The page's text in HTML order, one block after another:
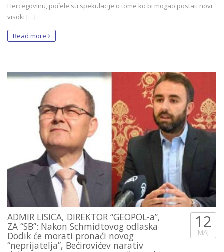
Hercegovinu, počele su spekulacije o tome ko bi mogao postati novi
visoki […]
Read more
ADMIR LISICA, DIREKTOR “GEOPOL-a”,
ZA “SB”: Nakon Schmidtovog odlaska
Dodik će morati pronaći novog
“neprijatelja”, Bećirovićev narativ
12
MAJ